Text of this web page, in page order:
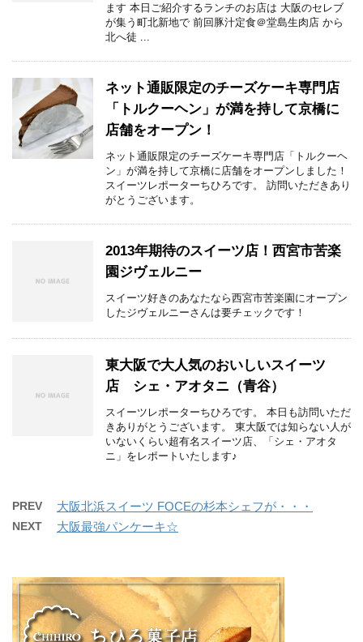
ます 本日ご紹介するランチのお店は 大阪のセレブ
が集う町北新地で 前回豚汁定食＠堂島生肉店 から
北へ徒 ...
ネット通販限定のチーズケーキ専門店
「トルクーヘン」が満を持して京橋に
店舗をオープン！
ネット通販限定のチーズケーキ専門店「トルクーヘ
ン」が満を持して京橋に店舗をオープンしました！
スイーツレポーターちひろです。 訪問いただきあり
がとうございます。
2013年期待のスイーツ店！西宮市苦楽
園ジヴェルニー
スイーツ好きのあなたなら西宮市苦楽園にオープン
したジヴェルニーさんは要チェックです！
東大阪で大人気のおいしいスイーツ
店 シェ・アオタニ（青谷）
スイーツレポーターちひろです。 本日も訪問いただ
きありがとうございます。 東大阪では知らない人が
いないくらい超有名スイーツ店、「シェ・アオタ
ニ」をレポートいたします♪
PREV 大阪北浜スイーツ FOCEの杉本シェフが・・・
NEXT 大阪最強パンケーキ☆